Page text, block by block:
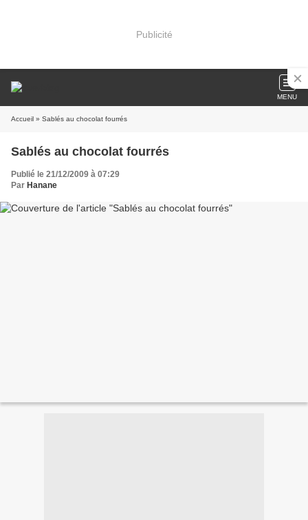
Publicité
MENU
Accueil » Sablés au chocolat fourrés
Sablés au chocolat fourrés
Publié le 21/12/2009 à 07:29
Par Hanane